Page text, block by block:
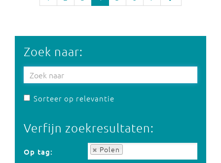
Zoek naar:
Sorteer op relevantie
Verfijn zoekresultaten:
Op tag: Polen
Op tag: